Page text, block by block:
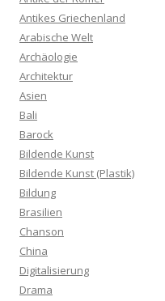
Antikes Griechenland
Arabische Welt
Archäologie
Architektur
Asien
Bali
Barock
Bildende Kunst
Bildende Kunst (Plastik)
Bildung
Brasilien
Chanson
China
Digitalisierung
Drama